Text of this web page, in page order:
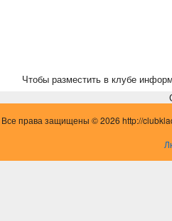
Чтобы разместить в клубе
Все права защищены © 2026 http://